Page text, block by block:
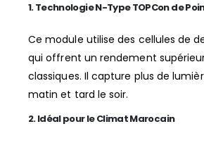
1. Technologie N-Type TOPCon de
Ce module utilise des cellules de
qui offrent un rendement
classiques. Il capture plus de
matin et tard le soir.
2. Idéal pour le Climat Marocain